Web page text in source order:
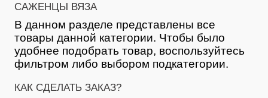
САЖЕНЦЫ ВЯЗА
В данном разделе представлены все
товары данной категории. Чтобы было
удобнее подобрать товар, воспользуйтесь
фильтром либо выбором подкатегории.
КАК СДЕЛАТЬ ЗАКАЗ?